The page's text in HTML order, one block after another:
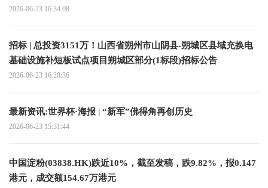
2026-06-23 16:34:08
招标 | 总投资3151万！山西省朔州市山阴县-朔城区县域充换电
基础设施补短板试点项目朔城区部分(1标段)招标公告
2026-06-23 16:28:36
最新资讯:世界杯·海报 | “新军”佛得角再创历史
2026-06-23 15:31:44
中国淀粉(03838.HK)跌近10%，截至发稿，跌9.82%，报0.147
港元，成交额154.67万港元